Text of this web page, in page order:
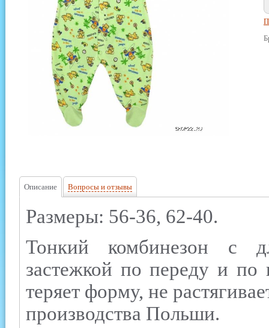
Описание Вопросы и отзывы
Размеры: 56-36, 62-40.
Тонкий комбинезон с
застежкой по переду и
теряет форму, не
производства Польши.